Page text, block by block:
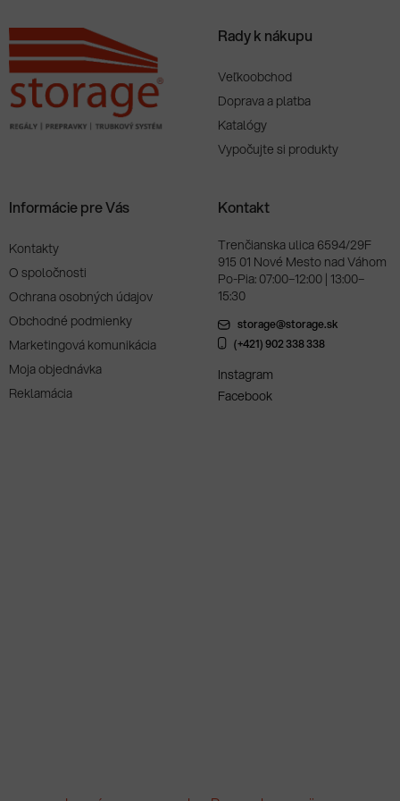
Rady k nákupu
Veľkoobchod
Doprava a platba
Katalógy
Vypočujte si produkty
Informácie pre Vás
Kontakty
O spoločnosti
Ochrana osobných údajov
Obchodné podmienky
Marketingová komunikácia
Moja objednávka
Reklamácia
Kontakt
Trenčianska ulica 6594/29F
915 01 Nové Mesto nad Váhom
Po-Pia: 07:00–12:00 | 13:00–
15:30
storage@storage.sk
(+421) 902 338 338
Instagram
Facebook